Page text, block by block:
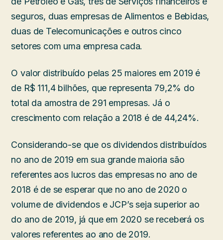
seguros, duas empresas de Alimentos e Bebidas,
duas de Telecomunicações e outros cinco
setores com uma empresa cada.
O valor distribuído pelas 25 maiores em 2019 é
de R$ 111,4 bilhões, que representa 79,2% do
total da amostra de 291 empresas. Já o
crescimento com relação a 2018 é de 44,24%.
Considerando-se que os dividendos distribuídos
no ano de 2019 em sua grande maioria são
referentes aos lucros das empresas no ano de
2018 é de se esperar que no ano de 2020 o
volume de dividendos e JCP’s seja superior ao
do ano de 2019, já que em 2020 se receberá os
valores referentes ao ano de 2019.